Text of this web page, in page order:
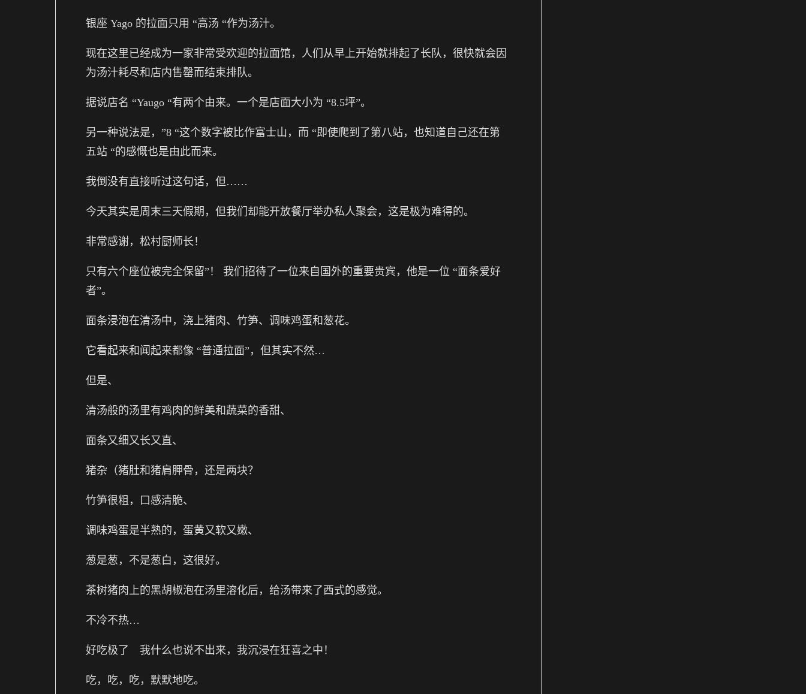
银座 Yago 的拉面只用 “高汤 “作为汤汁。
现在这里已经成为一家非常受欢迎的拉面馆，人们从早上开始就排起了长队，很快就会因
为汤汁耗尽和店内售罄而结束排队。
据说店名 “Yaugo “有两个由来。一个是店面大小为 “8.5坪”。
另一种说法是，”8 “这个数字被比作富士山，而 “即使爬到了第八站，也知道自己还在第
五站 “的感慨也是由此而来。
我倒没有直接听过这句话，但……
今天其实是周末三天假期，但我们却能开放餐厅举办私人聚会，这是极为难得的。
非常感谢，松村厨师长！
只有六个座位被完全保留”！ 我们招待了一位来自国外的重要贵宾，他是一位 “面条爱好
者”。
面条浸泡在清汤中，浇上猪肉、竹笋、调味鸡蛋和葱花。
它看起来和闻起来都像 “普通拉面”，但其实不然…
但是、
清汤般的汤里有鸡肉的鲜美和蔬菜的香甜、
面条又细又长又直、
猪杂（猪肚和猪肩胛骨，还是两块？
竹笋很粗，口感清脆、
调味鸡蛋是半熟的，蛋黄又软又嫩、
葱是葱，不是葱白，这很好。
茶树猪肉上的黑胡椒泡在汤里溶化后，给汤带来了西式的感觉。
不冷不热…
好吃极了 我什么也说不出来，我沉浸在狂喜之中！
吃，吃，吃，默默地吃。